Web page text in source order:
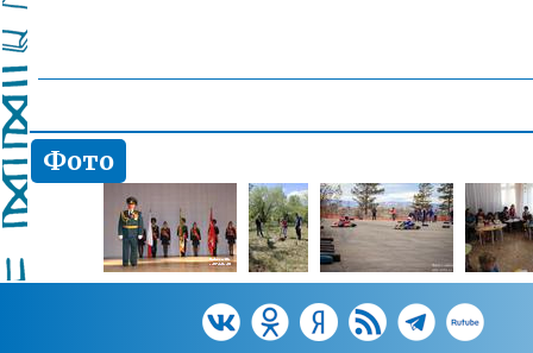
Фото